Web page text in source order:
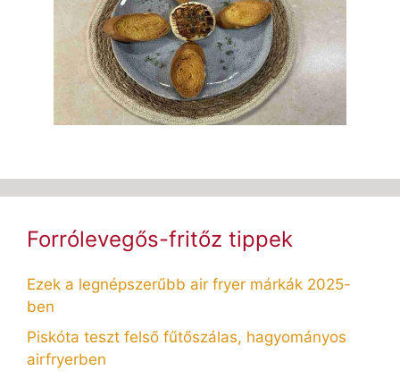
Forrólevegős-fritőz tippek
Ezek a legnépszerűbb air fryer márkák 2025-
ben
Piskóta teszt felső fűtőszálas, hagyományos
airfryerben